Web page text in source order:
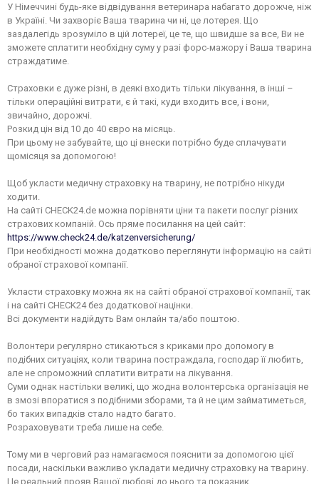
У Німеччині будь-яке відвідування ветеринара набагато дорожче, ніж
в Україні. Чи захворіє Ваша тварина чи ні, це лотерея. Що
заздалегідь зрозуміло в цій лотереї, це те, що швидше за все, Ви не
зможете сплатити необхідну суму у разі форс-мажору і Ваша тварина
страждатиме.
Страховки є дуже різні, в деякі входить тільки лікування, в інші –
тільки операційні витрати, є й такі, куди входить все, і вони,
звичайно, дорожчі.
Розкид цін від 10 до 40 євро на місяць.
При цьому не забувайте, що ці внески потрібно буде сплачувати
щомісяця за допомогою!
Щоб укласти медичну страховку на тварину, не потрібно нікуди
ходити.
На сайті CHECK24.de можна порівняти ціни та пакети послуг різних
страхових компаній. Ось пряме посилання на цей сайт:
https://www.check24.de/katzenversicherung/
При необхідності можна додатково переглянути інформацію на сайті
обраної страхової компанії.
Укласти страховку можна як на сайті обраної страхової компанії, так
і на сайті CHECK24 без додаткової націнки.
Всі документи надійдуть Вам онлайн та/або поштою.
Волонтери регулярно стикаються з криками про допомогу в
подібних ситуаціях, коли тварина постраждала, господар її любить,
але не спроможний сплатити витрати на лікування.
Суми однак настільки великі, що жодна волонтерська організація не
в змозі впоратися з подібними зборами, та й не цим займатиметься,
бо таких випадків стало надто багато.
Розраховувати треба лише на себе.
Тому ми в черговий раз намагаємося пояснити за допомогою цієї
посади, наскільки важливо укладати медичну страховку на тварину.
Це реальний прояв Вашої любові до нього та показник